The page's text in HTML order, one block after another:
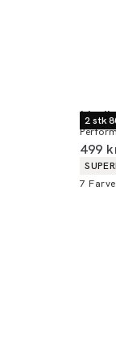
2 stk
I alt
499
7